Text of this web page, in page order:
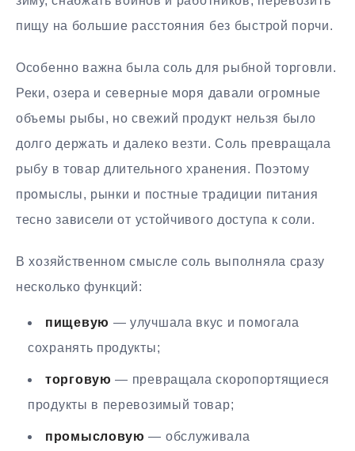
пищу на большие расстояния без быстрой порчи.
Особенно важна была соль для рыбной торговли.
Реки, озера и северные моря давали огромные
объемы рыбы, но свежий продукт нельзя было
долго держать и далеко везти. Соль превращала
рыбу в товар длительного хранения. Поэтому
промыслы, рынки и постные традиции питания
тесно зависели от устойчивого доступа к соли.
В хозяйственном смысле соль выполняла сразу
несколько функций:
пищевую — улучшала вкус и помогала
сохранять продукты;
торговую — превращала скоропортящиеся
продукты в перевозимый товар;
промысловую — обслуживала